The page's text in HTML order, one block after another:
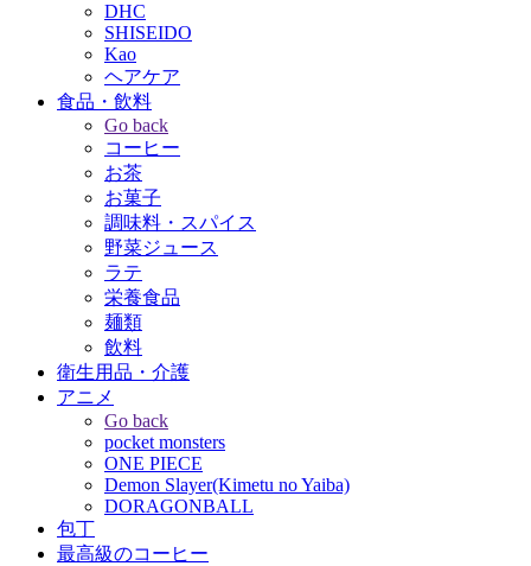
DHC
SHISEIDO
Kao
ヘアケア
食品・飲料
Go back
コーヒー
お茶
お菓子
調味料・スパイス
野菜ジュース
ラテ
栄養食品
麺類
飲料
衛生用品・介護
アニメ
Go back
pocket monsters
ONE PIECE
Demon Slayer(Kimetu no Yaiba)
DORAGONBALL
包丁
最高級のコーヒー